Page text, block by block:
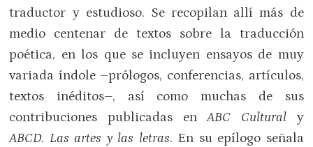
traductor y estudioso. Se recopilan allí más de
medio centenar de textos sobre la traducción
poética, en los que se incluyen ensayos de muy
variada índole –prólogos, conferencias, artículos,
textos inéditos–, así como muchas de sus
contribuciones publicadas enABC Culturaly
ABCD. Las artes y las letras. En su epílogo señala